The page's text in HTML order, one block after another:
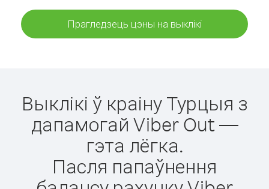
Прагледзець цэны на выклікі
Выклікі ў краіну Турцыя з
дапамогай Viber Out —
гэта лёгка.
Пасля папаўнення